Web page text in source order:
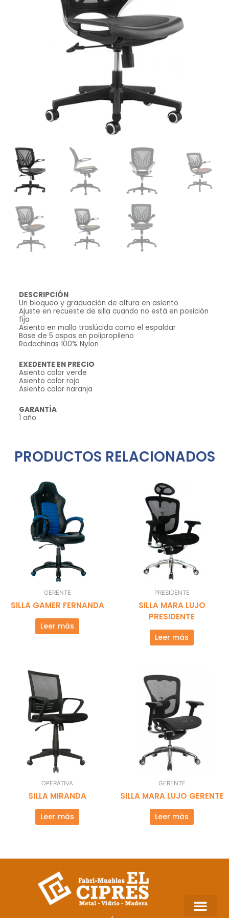
DESCRIPCIÓN
Un bloqueo y graduación de altura en asiento
Ajuste en recueste de silla cuando no está en posición
fija
Asiento en malla traslúcida como el espaldar
Base de 5 aspas en polipropileno
Rodachinas 100% Nylon
EXEDENTE EN PRECIO
Asiento color verde
Asiento color rojo
Asiento color naranja
GARANTÍA
1 año
PRODUCTOS RELACIONADOS
GERENTE
SILLA GAMER FERNANDA
Leer más
PRESIDENTE
SILLA MARA LUJO
PRESIDENTE
Leer más
OPERATIVA
SILLA MIRANDA
Leer más
GERENTE
SILLA MARA LUJO GERENTE
Leer más